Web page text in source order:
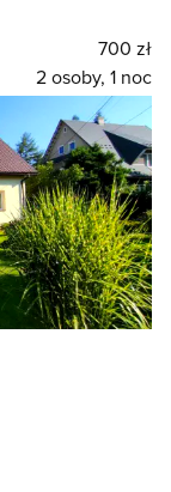
700 zł
2 osoby, 1 noc